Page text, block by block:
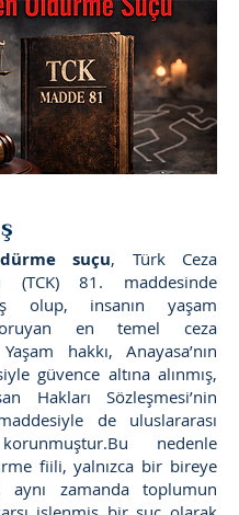
suçu, Türk Ceza
(TCK) 81. maddesinde
olup, insanın yaşam
en temel ceza
hakkı, Anayasa’nın
güvence altına alınmış,
Hakları Sözleşmesi’nin
de uluslararası
nedenle
fiili, yalnızca bir bireye
aynı zamanda toplumun